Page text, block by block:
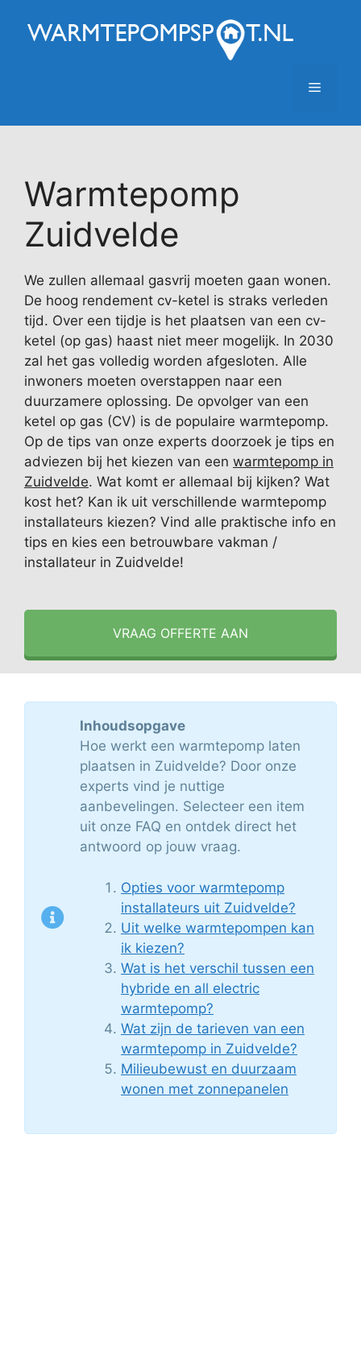
naar
Menu
Warmtepomp
Zuidvelde
We zullen allemaal gasvrij moeten gaan wonen.
De hoog rendement cv-ketel is straks verleden
tijd. Over een tijdje is het plaatsen van een cv-
ketel (op gas) haast niet meer mogelijk. In 2030
zal het gas volledig worden afgesloten. Alle
inwoners moeten overstappen naar een
duurzamere oplossing. De opvolger van een
ketel op gas (CV) is de populaire warmtepomp.
Op de tips van onze experts doorzoek je tips en
adviezen bij het kiezen van een warmtepomp in
Zuidvelde. Wat komt er allemaal bij kijken? Wat
kost het? Kan ik uit verschillende warmtepomp
installateurs kiezen? Vind alle praktische info en
tips en kies een betrouwbare vakman /
installateur in Zuidvelde!
VRAAG OFFERTE AAN
Inhoudsopgave
Hoe werkt een warmtepomp laten
plaatsen in Zuidvelde? Door onze
experts vind je nuttige
aanbevelingen. Selecteer een item
uit onze FAQ en ontdek direct het
antwoord op jouw vraag.
Opties voor warmtepomp
installateurs uit Zuidvelde?
Uit welke warmtepompen kan
ik kiezen?
Wat is het verschil tussen een
hybride en all electric
warmtepomp?
Wat zijn de tarieven van een
warmtepomp in Zuidvelde?
Milieubewust en duurzaam
wonen met zonnepanelen